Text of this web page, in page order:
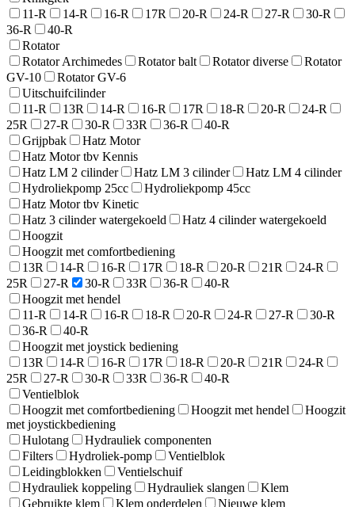
11-R
14-R 16-R 17R 20-R 24-R 27-R
30-R
36-R
40-R
Rotator
Rotator Archimedes
Rotator balt Rotator diverse
Rotator
GV-10
Rotator GV-6
Uitschuifcilinder
11-R
13R 14-R 16-R 17R 18-R 20-R
24-R
25R
27-R 30-R 33R 36-R
40-R
Grijpbak
Hatz Motor
Hatz Motor tbv Kennis
Hatz LM 2 cilinder
Hatz LM 3 cilinder
Hatz LM 4 cilinder
Hydroliekpomp 25cc
Hydroliekpomp 45cc
Hatz Motor tbv Kinetic
Hatz 3 cilinder watergekoeld
Hatz 4 cilinder watergekoeld
Hoogzit
Hoogzit met comfortbediening
13R
14-R 16-R 17R 18-R 20-R 21R
24-R
25R
27-R 30-R 33R 36-R
40-R
Hoogzit met hendel
11-R
14-R 16-R 18-R 20-R 24-R 27-R
30-R
36-R
40-R
Hoogzit met joystick bediening
13R
14-R 16-R 17R 18-R 20-R 21R
24-R
25R
27-R 30-R 33R 36-R
40-R
Ventielblok
Hoogzit met comfortbediening
Hoogzit met hendel
Hoogzit
met joystickbediening
Hulotang
Hydrauliek componenten
Filters
Hydroliek-pomp
Ventielblok
Leidingblokken
Ventielschuif
Hydrauliek koppeling
Hydrauliek slangen
Klem
Gebruikte klem
Klem onderdelen Nieuwe klem